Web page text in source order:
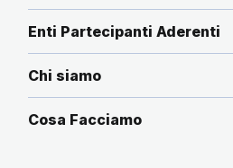
Enti Partecipanti Aderenti
Chi siamo
Cosa Facciamo